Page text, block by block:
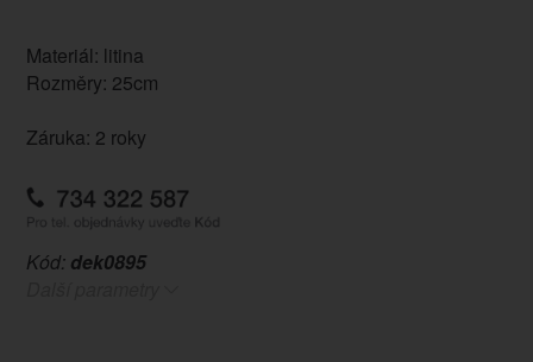
Materiál: litina
Rozměry: 25cm
Záruka: 2 roky
Kód: dek0895